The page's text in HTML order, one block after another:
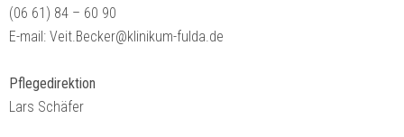
(06 61) 84 – 60 90
E-mail: Veit.Becker@klinikum-fulda.de
Pflegedirektion
Lars Schäfer